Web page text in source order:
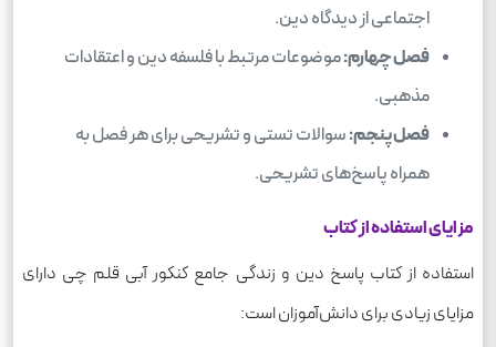
اجتماعی از دیدگاه دین.
فصل چهارم:موضوعات مرتبط با فلسفه دین و اعتقادات
مذهبی.
فصل پنجم:سوالات تستی و تشریحی برای هر فصل به
همراه پاسخ‌های تشریحی.
مزایای استفاده از کتاب
استفاده از کتاب پاسخ دین و زندگی جامع کنکور آبی قلم چی دارای
مزایای زیادی برای دانش‌آموزان است: